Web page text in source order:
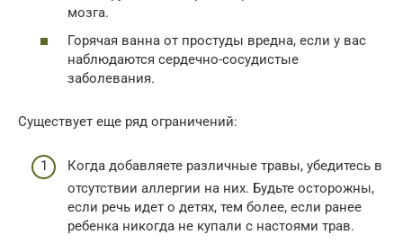
мозга.
Горячая ванна от простуды вредна, если у вас
наблюдаются сердечно-сосудистые
заболевания.
Существует еще ряд ограничений:
Когда добавляете различные травы, убедитесь в
отсутствии аллергии на них. Будьте осторожны,
если речь идет о детях, тем более, если ранее
ребенка никогда не купали с настоями трав.